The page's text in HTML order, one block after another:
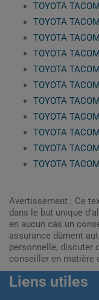
TOYOTA
TOYOTA
TOYOTA
TOYOTA
TOYOTA
TOYOTA
TOYOTA
TOYOTA
TOYOTA
TOYOTA
TOYOTA
Avertissement : Ce
dans le but unique
en aucun cas un
assurance dûment
personnelle, discuter
conseiller en matière
Liens utiles